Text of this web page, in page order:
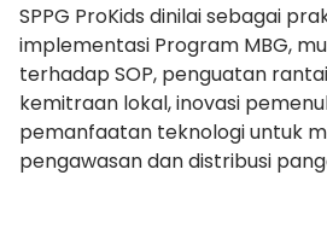
SPPG ProKids dinilai sebagai
implementasi Program MBG,
terhadap SOP, penguatan
kemitraan lokal, inovasi
pemanfaatan teknologi untuk
pengawasan dan distribusi